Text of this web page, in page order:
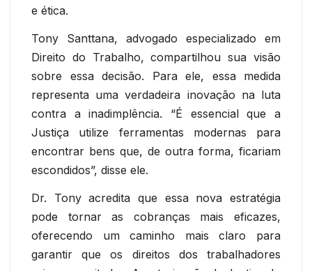
e ética.
Tony Santtana, advogado especializado em
Direito do Trabalho, compartilhou sua visão
sobre essa decisão. Para ele, essa medida
representa uma verdadeira inovação na luta
contra a inadimplência. “É essencial que a
Justiça utilize ferramentas modernas para
encontrar bens que, de outra forma, ficariam
escondidos”, disse ele.
Dr. Tony acredita que essa nova estratégia
pode tornar as cobranças mais eficazes,
oferecendo um caminho mais claro para
garantir que os direitos dos trabalhadores